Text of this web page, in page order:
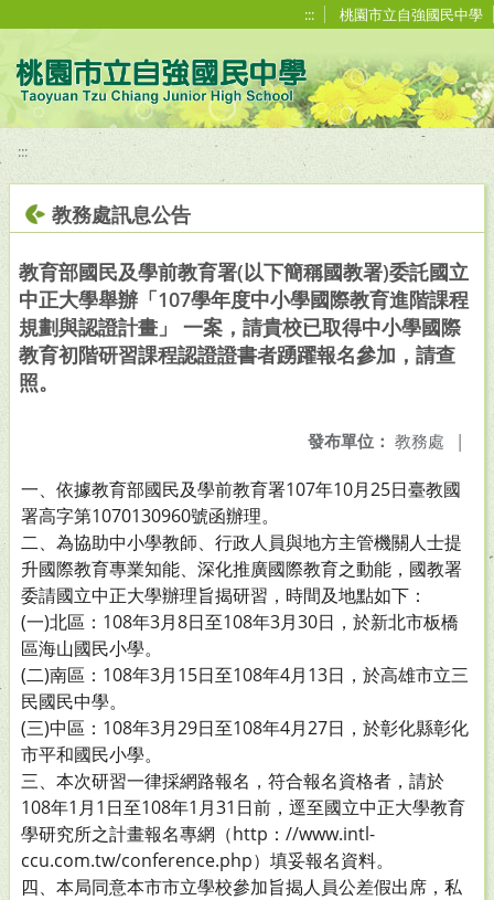
::: 桃園市立自強國民中學
:::
教務處訊息公告
教育部國民及學前教育署(以下簡稱國教署)委託國立
中正大學舉辦「107學年度中小學國際教育進階課程
規劃與認證計畫」 一案，請貴校已取得中小學國際
教育初階研習課程認證證書者踴躍報名參加，請查
照。
發布單位： 教務處 |
一、依據教育部國民及學前教育署107年10月25日臺教國
署高字第1070130960號函辦理。
二、為協助中小學教師、行政人員與地方主管機關人士提
升國際教育專業知能、深化推廣國際教育之動能，國教署
委請國立中正大學辦理旨揭研習，時間及地點如下：
(一)北區：108年3月8日至108年3月30日，於新北市板橋
區海山國民小學。
(二)南區：108年3月15日至108年4月13日，於高雄市立三
民國民中學。
(三)中區：108年3月29日至108年4月27日，於彰化縣彰化
市平和國民小學。
三、本次研習一律採網路報名，符合報名資格者，請於
108年1月1日至108年1月31日前，逕至國立中正大學教育
學研究所之計畫報名專網（http：//www.intl-
ccu.com.tw/conference.php）填妥報名資料。
四、本局同意本市市立學校參加旨揭人員公差假出席，私